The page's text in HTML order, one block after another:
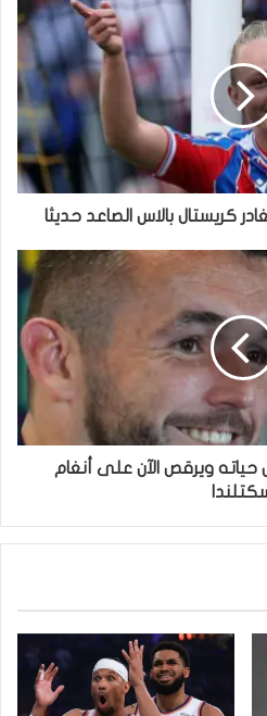
كريستال بالاس الصاعد حديثا
ويرقص الآن على أنغام